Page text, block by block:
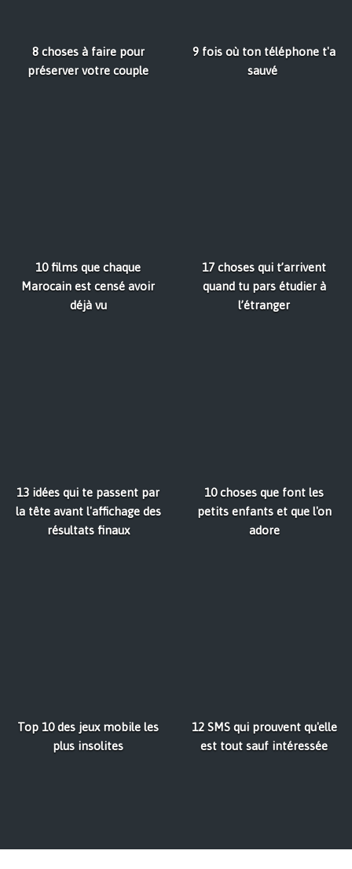
8 choses à faire pour
préserver votre couple
9 fois où ton téléphone t'a
sauvé
10 films que chaque
Marocain est censé avoir
déjà vu
17 choses qui t’arrivent
quand tu pars étudier à
l’étranger
13 idées qui te passent par
la tête avant l'affichage des
résultats finaux
10 choses que font les
petits enfants et que l'on
adore
Top 10 des jeux mobile les
plus insolites
12 SMS qui prouvent qu'elle
est tout sauf intéressée